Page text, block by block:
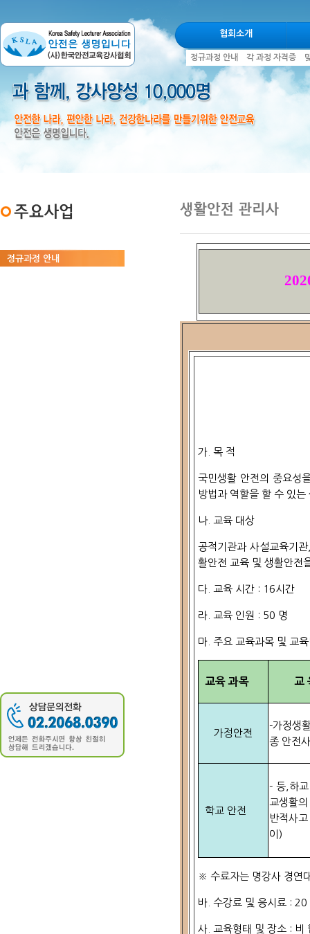
정규과정 안내
협회소개
정규과정 안내 각 과정 자격증
가. 목 적
국민생활 안전의 중요성
방법과 역할을 할 수 있는
나. 교육 대상
공적기관과 사설교육기
활안전 교육 및 생활안전
다. 교육 시간 : 16시간
라. 교육 인원 : 50 명
마. 주요 교육과목 및 교
교육 과목 교 육
가정안전
-가정생
종 안전
학교 안전
- 등,하
교생활
반적사
이)
※ 수료자는 명강사 경연
바. 수강료 및 응시료 :
사. 교육형태 및 장소 : 비